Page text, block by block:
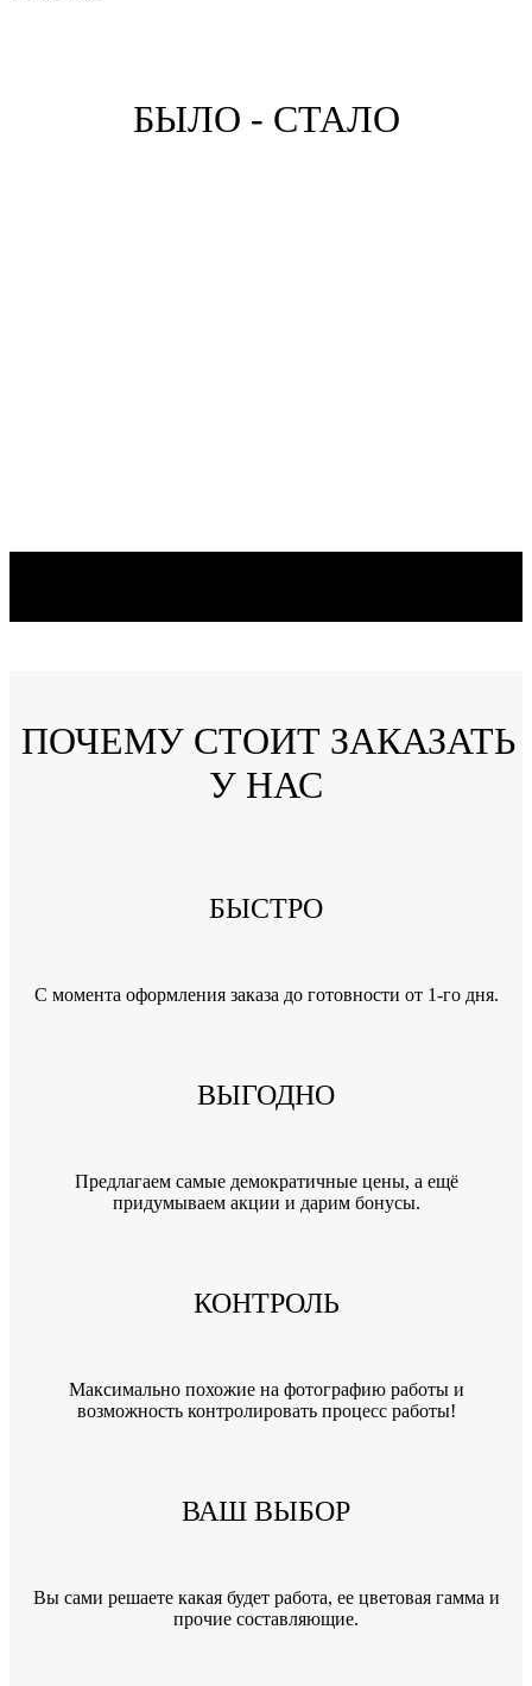
БЫЛО - СТАЛО
ПОЧЕМУ СТОИТ ЗАКАЗАТЬ
У НАС
БЫСТРО
C момента оформления заказа до готовности от 1-го дня.
ВЫГОДНО
Предлагаем самые демократичные цены, а ещё
придумываем акции и дарим бонусы.
КОНТРОЛЬ
Максимально похожие на фотографию работы и
возможность контролировать процесс работы!
ВАШ ВЫБОР
Вы сами решаете какая будет работа, ее цветовая гамма и
прочие составляющие.